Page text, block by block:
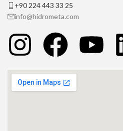
+90 224 443 33 25
info@hidrometa.com